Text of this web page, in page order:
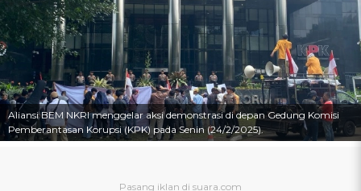
Aliansi BEM NKRI menggelar aksi demonstrasi di depan Gedung Komisi
Pemberantasan Korupsi (KPK) pada Senin (24/2/2025).